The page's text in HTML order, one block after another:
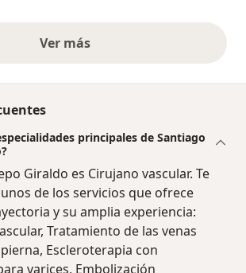
Ver másopiniones anteriores
principales de Santiago
Giraldo es Cirujano vascular. Te
de los servicios que ofrece
y su amplia experiencia:
Tratamiento de las venas
Escleroterapia con
varices, Embolización